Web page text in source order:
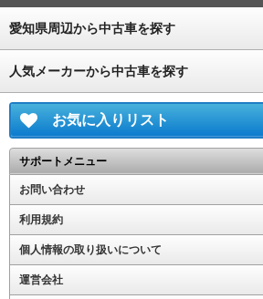
愛知県周辺から中古車を探す
人気メーカーから中古車を探す
お気に入りリスト
サポートメニュー
お問い合わせ
利用規約
個人情報の取り扱いについて
運営会社